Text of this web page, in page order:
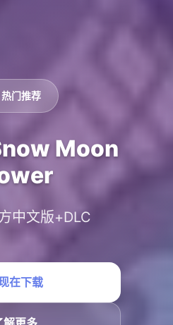
热门推荐
Moon
中文版+DLC
在下载